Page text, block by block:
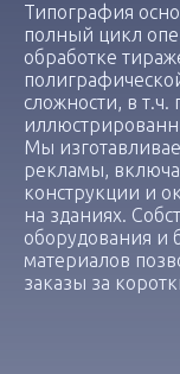
Типография
полный цикл
обработке
сложности, в
Мы
рекламы,
конструкции и
на зданиях.
оборудования и
материалов
заказы за